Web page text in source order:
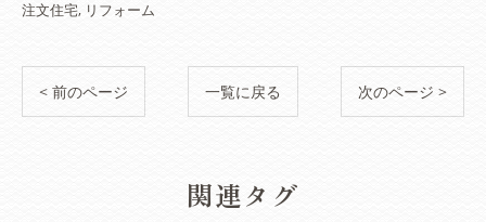
注文住宅 リフォーム
< 前のページ 一覧に戻る 次のページ >
関連タグ